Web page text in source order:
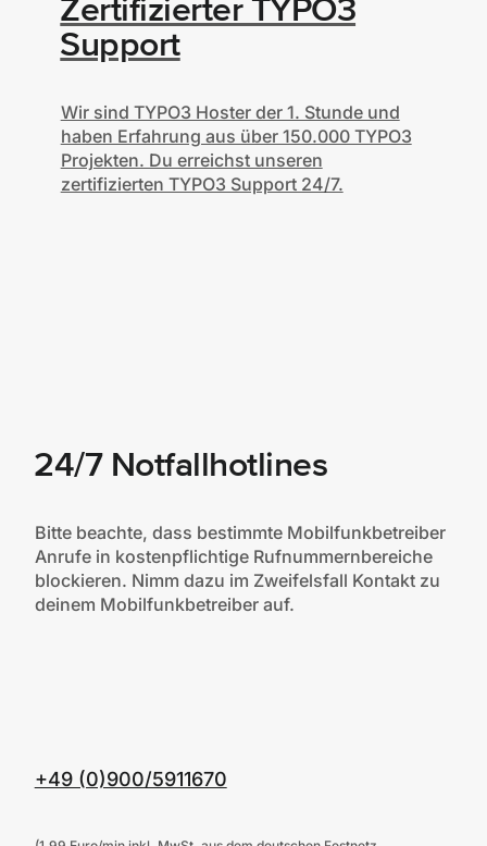
Zertifizierter TYPO3
Support
Wir sind TYPO3 Hoster der 1. Stunde und
haben Erfahrung aus über 150.000 TYPO3
Projekten. Du erreichst unseren
zertifizierten TYPO3 Support 24/7.
24/7 Notfallhotlines
Bitte beachte, dass bestimmte Mobilfunkbetreiber
Anrufe in kostenpflichtige Rufnummernbereiche
blockieren. Nimm dazu im Zweifelsfall Kontakt zu
deinem Mobilfunkbetreiber auf.
+49 (0)900/5911670